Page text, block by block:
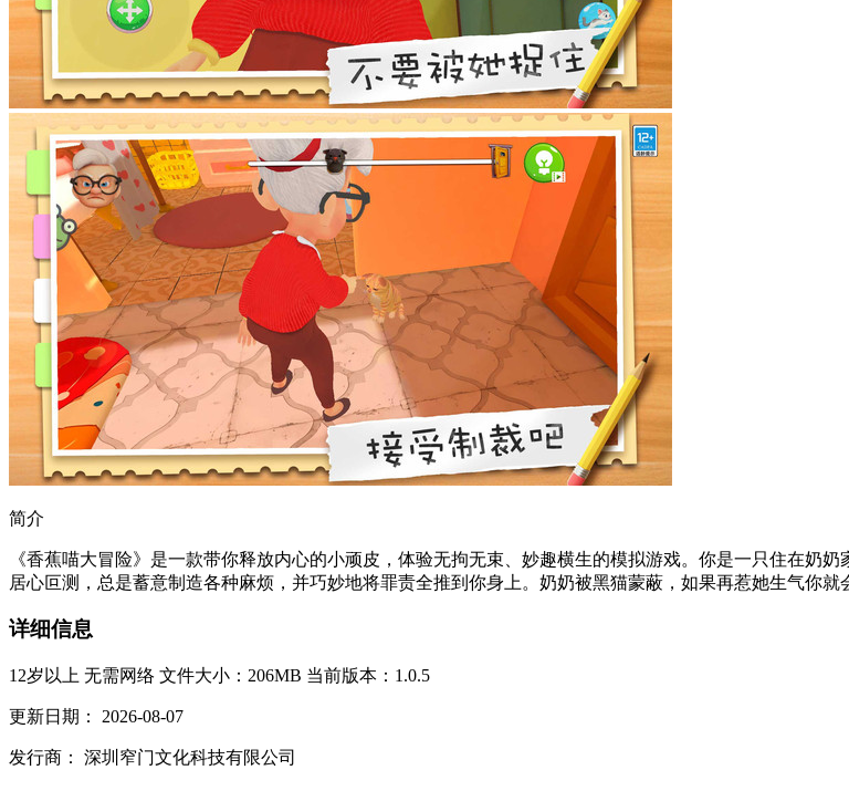
简介
《香蕉喵大冒险》是一款带你释放内心的小顽皮，体验无拘无束、妙趣横生的模拟游戏。你是一只住在奶
居心叵测，总是蓄意制造各种麻烦，并巧妙地将罪责全推到你身上。奶奶被黑猫蒙蔽，如果再惹她生气你
详细信息
12岁以上 无需网络 文件大小：206MB 当前版本：1.0.5
更新日期： 2026-08-07
发行商： 深圳窄门文化科技有限公司